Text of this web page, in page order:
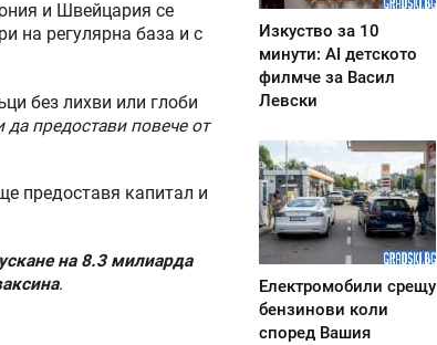
и Швейцария се
на регулярна база и с
без лихви или глоби
да предостави повече от
предоставя капитал и
на 8.3 милиарда
.
Изкуство за 10
минути: AI детското
филмче за Васил
Левски
Електромобили срещу
бензинови коли
според Вашия